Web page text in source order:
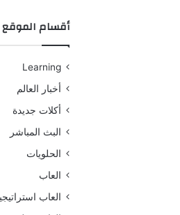
أقسام الموقع
Learning
أخبار العالم
أكلات جديدة
البث المباشر
الحلويات
العاب
العاب